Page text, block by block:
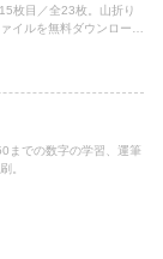
枚目／全23枚。山折り
イルを無料ダウンロード
までの数字の学習、運筆
。